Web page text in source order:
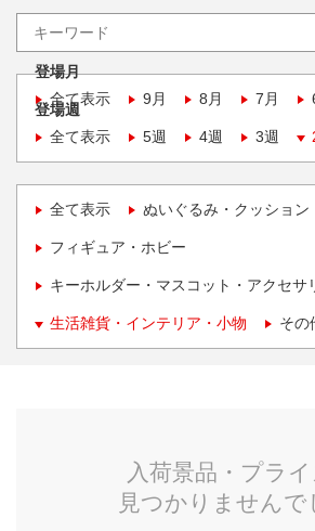
登場月
全て表示
9月 8月 7月
登場週
全て表示
5週 4週 3週
全て表示 ぬいぐるみ・クッション
フィギュア・ホビー
キーホルダー・マスコット・アクセサ
生活雑貨・インテリア・小物 その